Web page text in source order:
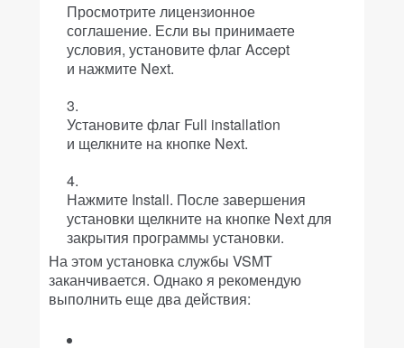
Просмотрите лицензионное
соглашение. Если вы принимаете
условия, установите флаг Accept
и нажмите Next.
Установите флаг Full installation
и щелкните на кнопке Next.
Нажмите Install. После завершения
установки щелкните на кнопке Next для
закрытия программы установки.
На этом установка службы VSMT
заканчивается. Однако я рекомендую
выполнить еще два действия: